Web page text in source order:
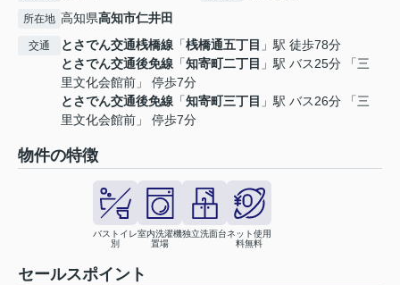
所在地 高知県高知市仁井田
交通 とさでん交通桟橋線 「桟橋通五丁目 」駅 徒歩78分
とさでん交通後免線 「知寄町二丁目 」駅 バス25分 「三
里文化会館前」 停歩7分
とさでん交通後免線 「知寄町三丁目 」駅 バス26分 「三
里文化会館前」 停歩7分
物件の特徴
バストイレ
別
室内洗濯機
置場
独立洗面台ネット使用
料無料
セールスポイント